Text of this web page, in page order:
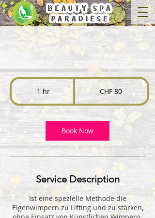
1 hr1
80
Swiss
francs
CHF 80
Book Now
Service Description
Ist eine spezielle Methode die
Eigenwimpern zu Lifting und zu stärken,